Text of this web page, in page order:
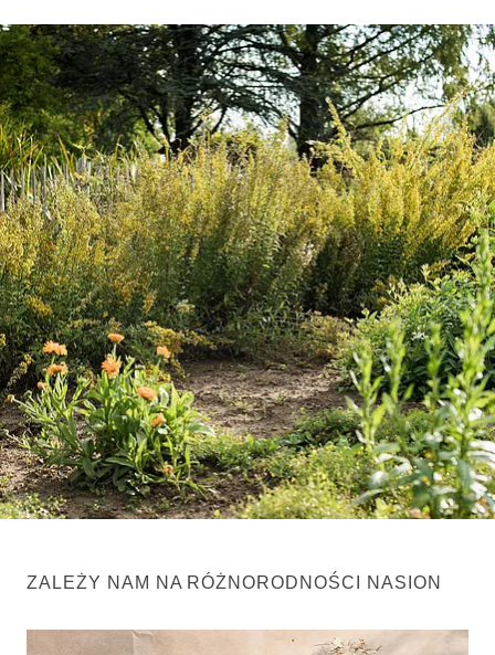
ZALEŻY NAM NA RÓŻNORODNOŚCI NASION